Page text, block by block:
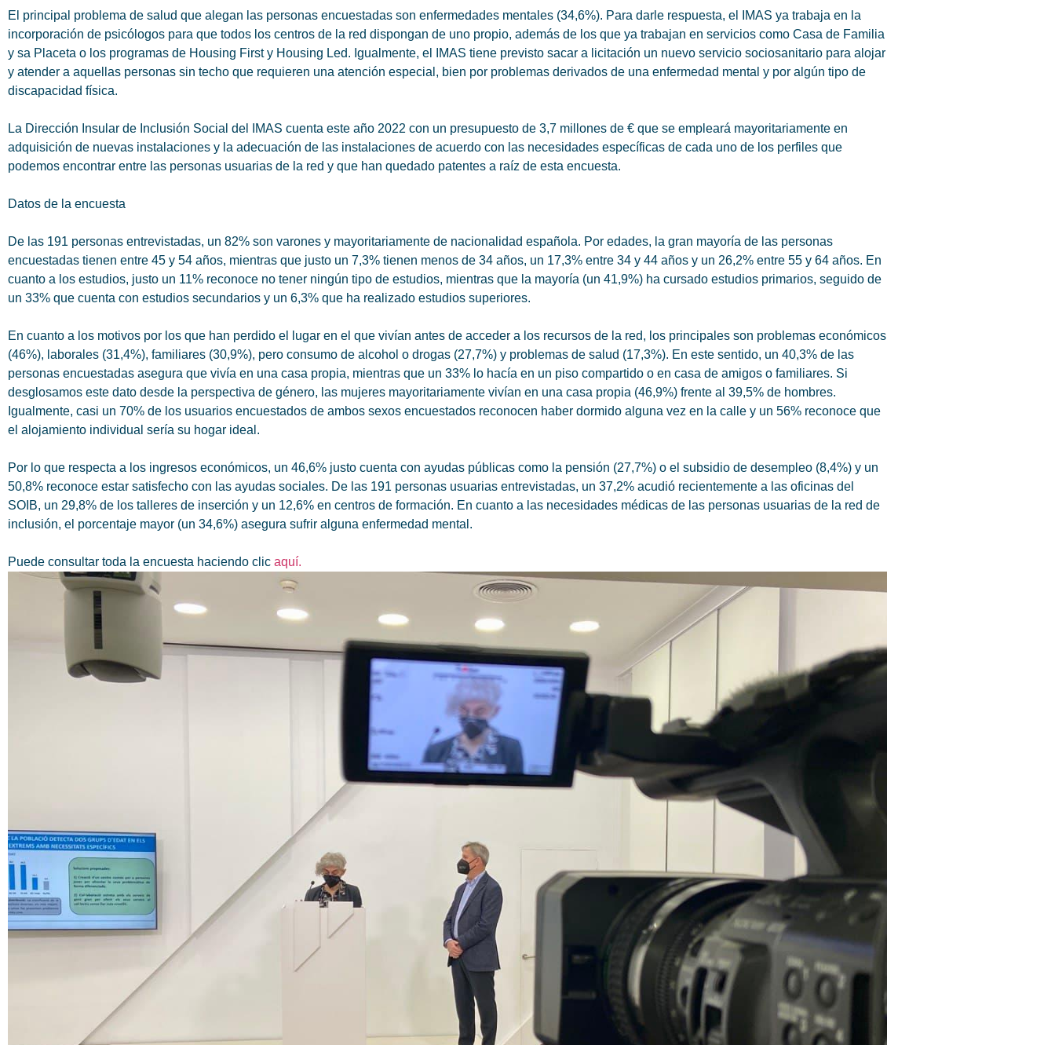
El principal problema de salud que alegan las personas encuestadas son enfermedades mentales (34,6%). Para darle respuesta, el IMAS ya trabaja en la
incorporación de psicólogos para que todos los centros de la red dispongan de uno propio, además de los que ya trabajan en servicios como Casa de Familia
y sa Placeta o los programas de Housing First y Housing Led. Igualmente, el IMAS tiene previsto sacar a licitación un nuevo servicio sociosanitario para alojar
y atender a aquellas personas sin techo que requieren una atención especial, bien por problemas derivados de una enfermedad mental y por algún tipo de
discapacidad física.
La Dirección Insular de Inclusión Social del IMAS cuenta este año 2022 con un presupuesto de 3,7 millones de € que se empleará mayoritariamente en
adquisición de nuevas instalaciones y la adecuación de las instalaciones de acuerdo con las necesidades específicas de cada uno de los perfiles que
podemos encontrar entre las personas usuarias de la red y que han quedado patentes a raíz de esta encuesta.
Datos de la encuesta
De las 191 personas entrevistadas, un 82% son varones y mayoritariamente de nacionalidad española. Por edades, la gran mayoría de las personas
encuestadas tienen entre 45 y 54 años, mientras que justo un 7,3% tienen menos de 34 años, un 17,3% entre 34 y 44 años y un 26,2% entre 55 y 64 años. En
cuanto a los estudios, justo un 11% reconoce no tener ningún tipo de estudios, mientras que la mayoría (un 41,9%) ha cursado estudios primarios, seguido de
un 33% que cuenta con estudios secundarios y un 6,3% que ha realizado estudios superiores.
En cuanto a los motivos por los que han perdido el lugar en el que vivían antes de acceder a los recursos de la red, los principales son problemas económicos
(46%), laborales (31,4%), familiares (30,9%), pero consumo de alcohol o drogas (27,7%) y problemas de salud (17,3%). En este sentido, un 40,3% de las
personas encuestadas asegura que vivía en una casa propia, mientras que un 33% lo hacía en un piso compartido o en casa de amigos o familiares. Si
desglosamos este dato desde la perspectiva de género, las mujeres mayoritariamente vivían en una casa propia (46,9%) frente al 39,5% de hombres.
Igualmente, casi un 70% de los usuarios encuestados de ambos sexos encuestados reconocen haber dormido alguna vez en la calle y un 56% reconoce que
el alojamiento individual sería su hogar ideal.
Por lo que respecta a los ingresos económicos, un 46,6% justo cuenta con ayudas públicas como la pensión (27,7%) o el subsidio de desempleo (8,4%) y un
50,8% reconoce estar satisfecho con las ayudas sociales. De las 191 personas usuarias entrevistadas, un 37,2% acudió recientemente a las oficinas del
SOIB, un 29,8% de los talleres de inserción y un 12,6% en centros de formación. En cuanto a las necesidades médicas de las personas usuarias de la red de
inclusión, el porcentaje mayor (un 34,6%) asegura sufrir alguna enfermedad mental.
Puede consultar toda la encuesta haciendo clic aquí.